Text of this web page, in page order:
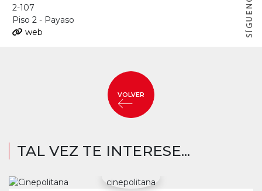
2-107
Piso 2 - Payaso
web
VOLVER
TAL VEZ TE INTERESE...